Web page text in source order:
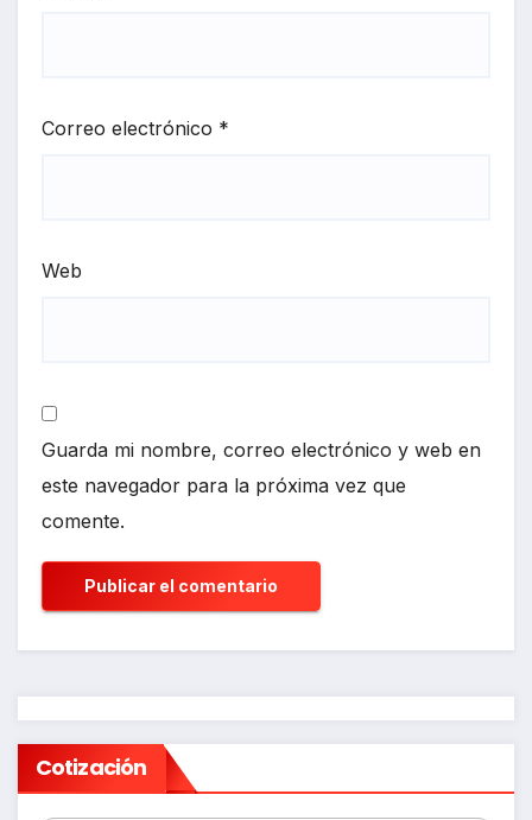
Correo electrónico *
Web
Guarda mi nombre, correo electrónico y web en
este navegador para la próxima vez que
comente.
Cotización